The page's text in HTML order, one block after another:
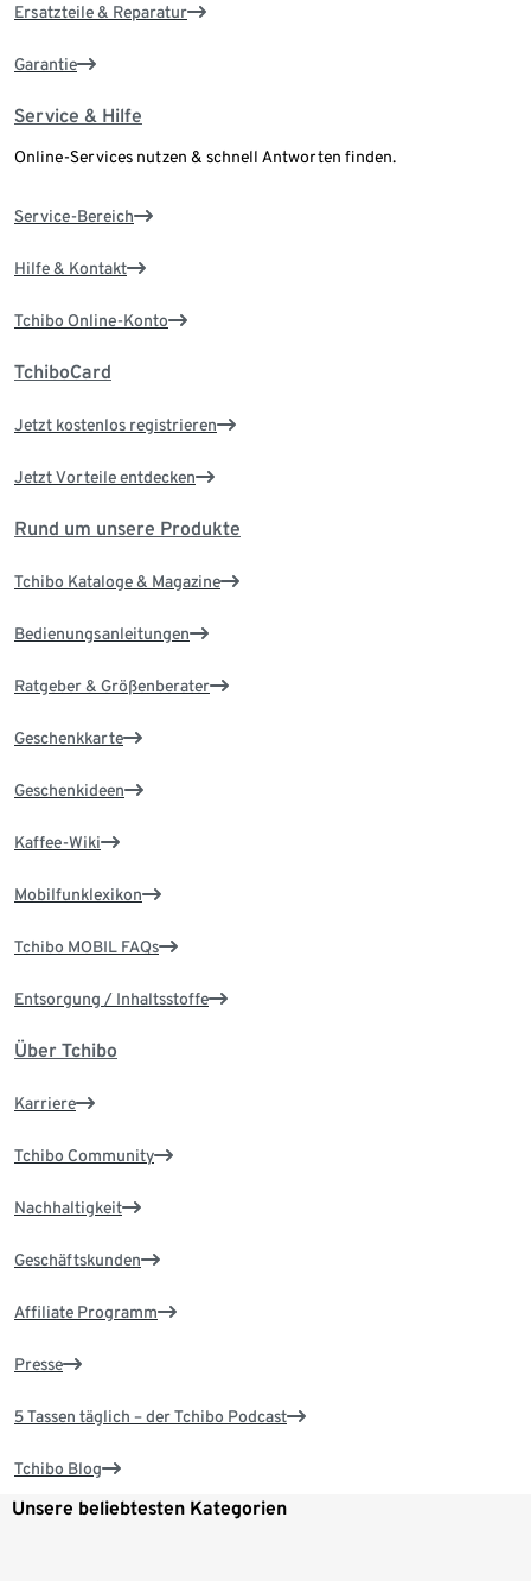
Ersatzteile & Reparatur
Garantie
Service & Hilfe
Online-Services nutzen & schnell Antworten finden.
Service-Bereich
Hilfe & Kontakt
Tchibo Online-Konto
TchiboCard
Jetzt kostenlos registrieren
Jetzt Vorteile entdecken
Rund um unsere Produkte
Tchibo Kataloge & Magazine
Bedienungsanleitungen
Ratgeber & Größenberater
Geschenkkarte
Geschenkideen
Kaffee-Wiki
Mobilfunklexikon
Tchibo MOBIL FAQs
Entsorgung / Inhaltsstoffe
Über Tchibo
Karriere
Tchibo Community
Nachhaltigkeit
Geschäftskunden
Affiliate Programm
Presse
5 Tassen täglich – der Tchibo Podcast
Tchibo Blog
Unsere beliebtesten Kategorien